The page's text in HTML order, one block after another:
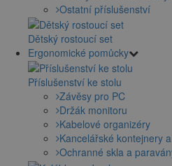
Ostatní příslušenství
Dětský rostoucí set
Ergonomické pomůcky
Příslušenství ke stolu
Závěsy pro PC
Držák monitoru
Kabelové organizéry
Kancelářské kontejnery
Ochranné skla a